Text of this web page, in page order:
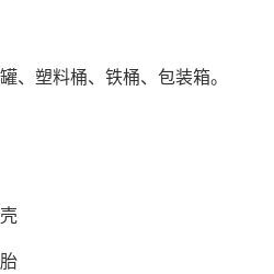
、塑料桶、铁桶、包装箱。